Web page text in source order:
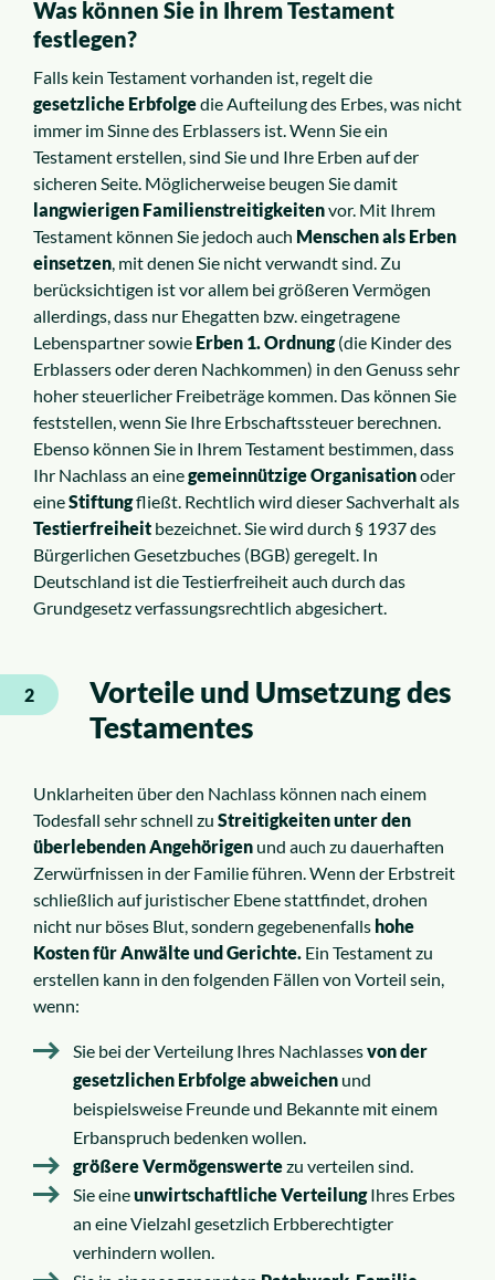
Was können Sie in Ihrem Testament
festlegen?
Falls kein Testament vorhanden ist, regelt die
gesetzliche Erbfolgedie Aufteilung des Erbes, was nicht
immer im Sinne des Erblassers ist. Wenn Sie ein
Testament erstellen, sind Sie und Ihre Erben auf der
sicheren Seite. Möglicherweise beugen Sie damit
langwierigen Familienstreitigkeitenvor. Mit Ihrem
Testament können Sie jedoch auch Menschen als Erben
einsetzen, mit denen Sie nicht verwandt sind. Zu
berücksichtigen ist vor allem bei größeren Vermögen
allerdings, dass nur Ehegatten bzw. eingetragene
Lebenspartner sowie Erben 1. Ordnung(die Kinder des
Erblassers oder deren Nachkommen) in den Genuss sehr
hoher steuerlicher Freibeträge kommen. Das können Sie
feststellen, wenn Sie Ihre Erbschaftssteuer berechnen.
Ebenso können Sie in Ihrem Testament bestimmen, dass
Ihr Nachlass an einegemeinnützige Organisationoder
eineStiftungfließt. Rechtlich wird dieser Sachverhalt als
Testierfreiheit bezeichnet. Sie wird durch § 1937 des
Bürgerlichen Gesetzbuches (BGB) geregelt. In
Deutschland ist die Testierfreiheit auch durch das
Grundgesetz verfassungsrechtlich abgesichert.
2
Vorteile und Umsetzung des
Testamentes
Unklarheiten über den Nachlass können nach einem
Todesfall sehr schnell zu Streitigkeiten unter den
überlebenden Angehörigen und auch zu dauerhaften
Zerwürfnissen in der Familie führen. Wenn der Erbstreit
schließlich auf juristischer Ebene stattfindet, drohen
nicht nur böses Blut, sondern gegebenenfalls hohe
Kosten für Anwälte und Gerichte. Ein Testament zu
erstellen kann in den folgenden Fällen von Vorteil sein,
wenn:
Sie bei der Verteilung Ihres Nachlassesvon der
gesetzlichen Erbfolge abweichen und
beispielsweise Freunde und Bekannte mit einem
Erbanspruch bedenken wollen.
größere Vermögenswertezu verteilen sind.
Sie eineunwirtschaftliche VerteilungIhres Erbes
an eine Vielzahl gesetzlich Erbberechtigter
verhindern wollen.